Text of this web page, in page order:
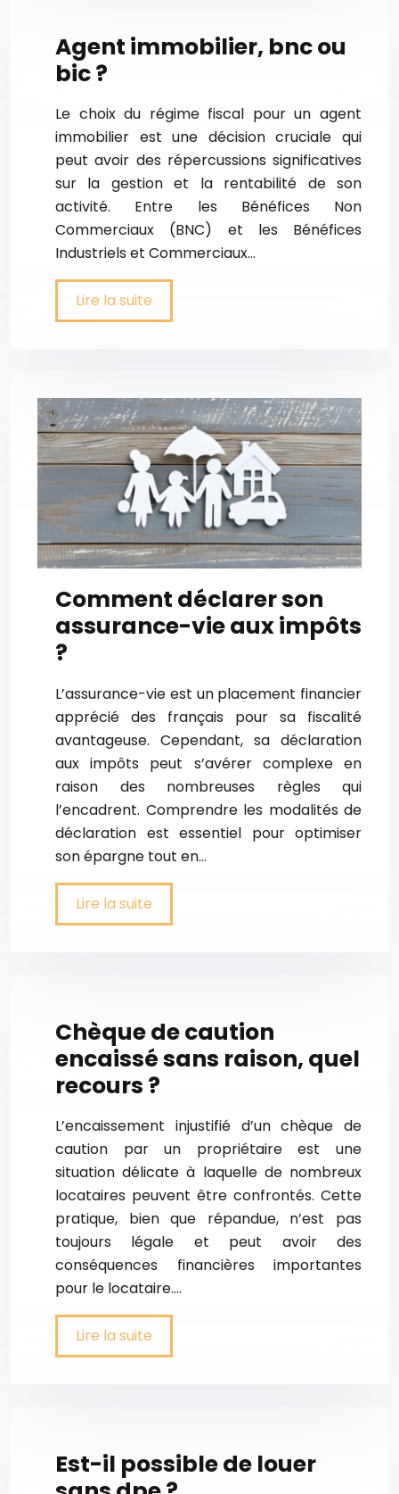
Agent immobilier, bnc ou
bic ?
Le choix du régime fiscal pour un agent
immobilier est une décision cruciale qui
peut avoir des répercussions significatives
sur la gestion et la rentabilité de son
activité. Entre les Bénéfices Non
Commerciaux (BNC) et les Bénéfices
Industriels et Commerciaux…
Lire la suite
Comment déclarer son
assurance-vie aux impôts
?
L’assurance-vie est un placement financier
apprécié des français pour sa fiscalité
avantageuse. Cependant, sa déclaration
aux impôts peut s’avérer complexe en
raison des nombreuses règles qui
l’encadrent. Comprendre les modalités de
déclaration est essentiel pour optimiser
son épargne tout en…
Lire la suite
Chèque de caution
encaissé sans raison, quel
recours ?
L’encaissement injustifié d’un chèque de
caution par un propriétaire est une
situation délicate à laquelle de nombreux
locataires peuvent être confrontés. Cette
pratique, bien que répandue, n’est pas
toujours légale et peut avoir des
conséquences financières importantes
pour le locataire….
Lire la suite
Est-il possible de louer